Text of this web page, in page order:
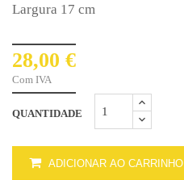
Largura 17 cm
28,00 €
Com IVA
QUANTIDADE
ADICIONAR AO CARRINHO